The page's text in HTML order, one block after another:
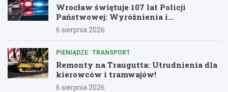
Wrocław świętuje 107 lat Policji
Państwowej: Wyróżnienia i
podziękowania dla bohaterów służby
6 sierpnia 2026
PIENIĄDZE TRANSPORT
Remonty na Traugutta: Utrudnienia dla
kierowców i tramwajów!
6 sierpnia 2026